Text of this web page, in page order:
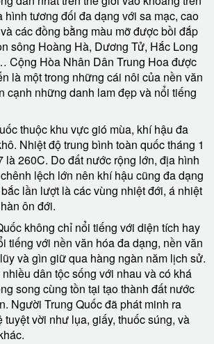
tương đối đa dạng với sa mạc, cao
các đồng bằng màu mỡ được bồi đắp
sông Hoàng Hà, Dương Tử, Hắc Long
Cộng Hòa Nhân Dân Trung Hoa được
là một trong những cái nôi của nền văn
cạnh những danh lam đẹp và nổi tiếng
thuộc khu vực gió mùa, khí hậu đa
Nhiệt độ trung bình toàn quốc tháng 1
là 260C. Do đất nước rộng lớn, địa hình
lệch lớn nên khí hậu cũng đa dạng
lần lượt là các vùng nhiệt đới, á nhiệt
ôn đới.
không chỉ nổi tiếng với diện tích hay
tiếng với nền văn hóa đa dạng, nền văn
và gìn giữ qua hàng ngàn năm lịch sử.
dân tộc sống với nhau và có khá
song cùng tồn tại tạo thành đất nước
Người Trung Quốc đã phát minh ra
tuyệt vời như lụa, giấy, thuốc súng, và